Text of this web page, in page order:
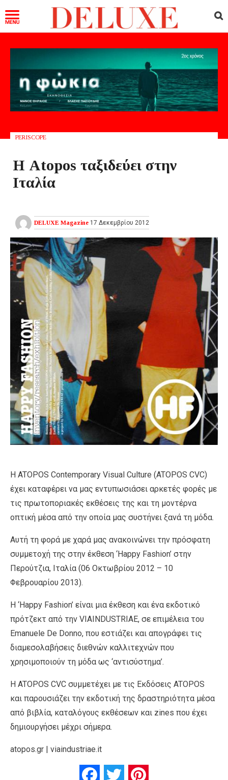
PERISCOPE
Η Atopos ταξιδεύει στην
Ιταλία
DELUXE Magazine 17 Δεκεμβρίου 2012
Η ATOPOS Contemporary Visual Culture (ATOPOS CVC)
έχει καταφέρει να μας εντυπωσιάσει αρκετές φορές με
τις πρωτοποριακές εκθέσεις της και τη μοντέρνα
οπτική μέσα από την οποία μας συστήνει ξανά τη μόδα.
Αυτή τη φορά με χαρά μας ανακοινώνει την πρόσφατη
συμμετοχή της στην έκθεση ‘Happy Fashion’ στην
Περούτζια, Ιταλία (06 Οκτωβρίου 2012 – 10
Φεβρουαρίου 2013).
Η ‘Happy Fashion’ είναι μια έκθεση και ένα εκδοτικό
πρότζεκτ από την VIAINDUSTRIAE, σε επιμέλεια του
Emanuele De Donno, που εστιάζει και απογράφει τις
διαμεσολαβήσεις διεθνών καλλιτεχνών που
χρησιμοποιούν τη μόδα ως ‘αντισύστημα’.
Η ATOPOS CVC συμμετέχει με τις Εκδόσεις ATOPOS
και παρουσιάζει την εκδοτική της δραστηριότητα μέσα
από βιβλία, καταλόγους εκθέσεων και zines που έχει
δημιουργήσει μέχρι σήμερα.
atopos.gr | viaindustriae.it
FacebookTwitter